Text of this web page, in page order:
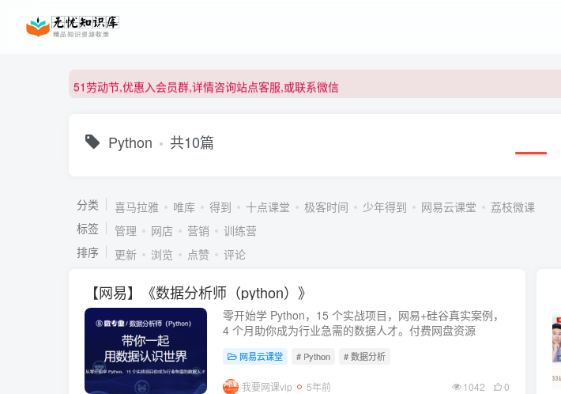
51劳动节,优惠入会员群,详情咨询站点客服,或联系微信
51劳动节,优惠入会员群,详情咨询站点客服,或联系微信
Python 共10篇
分类 喜马拉雅 唯库 得到 十点课堂 极客时间 少年得到 网易云课堂
荔枝微课
标签
管理 网店 营销
训练营
排序
更新 浏览 点赞 评论
【网易】《数据分析师（python）》
零开始学 Python，15 个实战项目，网易+硅谷真实案例，
4 个月助你成为行业急需的数据人才。付费网盘资源
网易云课堂 # Python # 数据分析
我要网课vip 5年前 1042 0